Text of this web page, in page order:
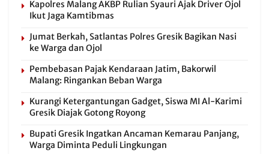
Kapolres Malang AKBP Rulian Syauri Ajak Driver Ojol
Ikut Jaga Kamtibmas
Jumat Berkah, Satlantas Polres Gresik Bagikan Nasi
ke Warga dan Ojol
Pembebasan Pajak Kendaraan Jatim, Bakorwil
Malang: Ringankan Beban Warga
Kurangi Ketergantungan Gadget, Siswa MI Al-Karimi
Gresik Diajak Gotong Royong
Bupati Gresik Ingatkan Ancaman Kemarau Panjang,
Warga Diminta Peduli Lingkungan